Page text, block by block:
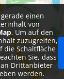
einen
von
. Um auf den
zuzugreifen,
die Schaltfläche
Sie, dass
Drittanbieter
werden.